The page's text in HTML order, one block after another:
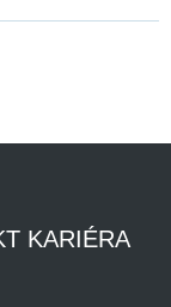
KARIÉRA